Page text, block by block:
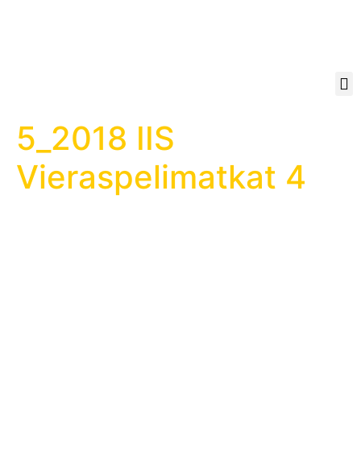
5_2018 IIS
Vieraspelimatkat 4